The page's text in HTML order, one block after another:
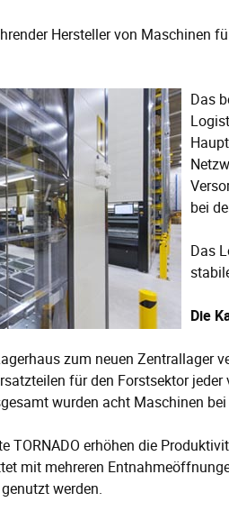
Hersteller von Maschinen
Das
bei
Das
Die
zum neuen Zentrallager
für den Forstsektor
wurden acht Maschinen
TORNADO erhöhen die
mit mehreren
werden.